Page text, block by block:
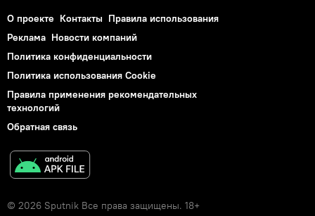
О проекте Контакты Правила использования
Реклама Новости компаний
Политика конфиденциальности
Политика использования Cookie
Правила применения рекомендательных
технологий
Обратная связь
© 2026 Sputnik Все права защищены. 18+